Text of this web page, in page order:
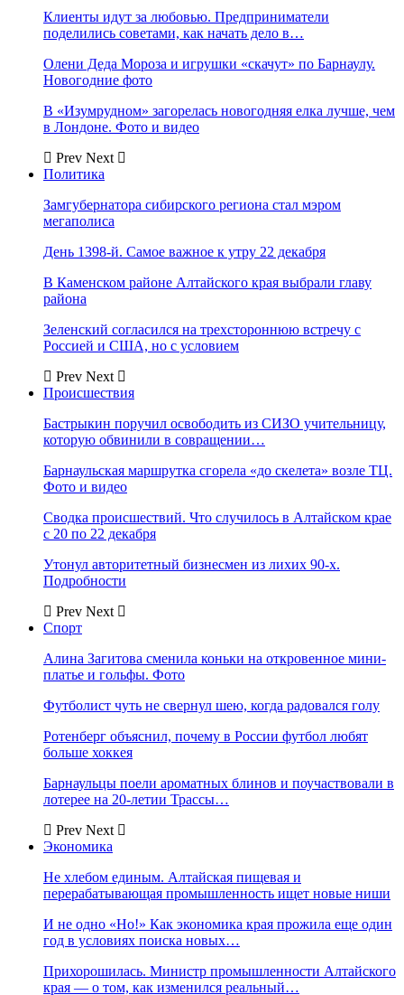
Клиенты идут за любовью. Предприниматели
поделились советами, как начать дело в…
Олени Деда Мороза и игрушки «скачут» по Барнаулу.
Новогодние фото
В «Изумрудном» загорелась новогодняя елка лучше, чем
в Лондоне. Фото и видео
Prev Next
Политика
Замгубернатора сибирского региона стал мэром
мегаполиса
День 1398-й. Самое важное к утру 22 декабря
В Каменском районе Алтайского края выбрали главу
района
Зеленский согласился на трехстороннюю встречу с
Россией и США, но с условием
Prev Next
Происшествия
Бастрыкин поручил освободить из СИЗО учительницу,
которую обвинили в совращении…
Барнаульская маршрутка сгорела «до скелета» возле ТЦ.
Фото и видео
Сводка происшествий. Что случилось в Алтайском крае
с 20 по 22 декабря
Утонул авторитетный бизнесмен из лихих 90-х.
Подробности
Prev Next
Спорт
Алина Загитова сменила коньки на откровенное мини-
платье и гольфы. Фото
Футболист чуть не свернул шею, когда радовался голу
Ротенберг объяснил, почему в России футбол любят
больше хоккея
Барнаульцы поели ароматных блинов и поучаствовали в
лотерее на 20-летии Трассы…
Prev Next
Экономика
Не хлебом единым. Алтайская пищевая и
перерабатывающая промышленность ищет новые ниши
И не одно «Но!» Как экономика края прожила еще один
год в условиях поиска новых…
Прихорошилась. Министр промышленности Алтайского
края — о том, как изменился реальный…